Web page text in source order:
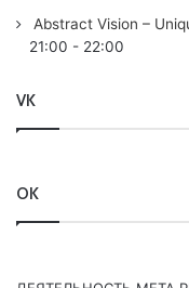
12. /CLASSIQUE/
13. /CHILLOUT/
Понравился выпуск?
Abstract Vision –
21:00 - 22:00
VK
OK